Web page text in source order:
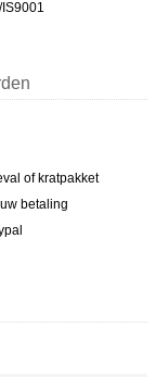
of kratpakket
betaling